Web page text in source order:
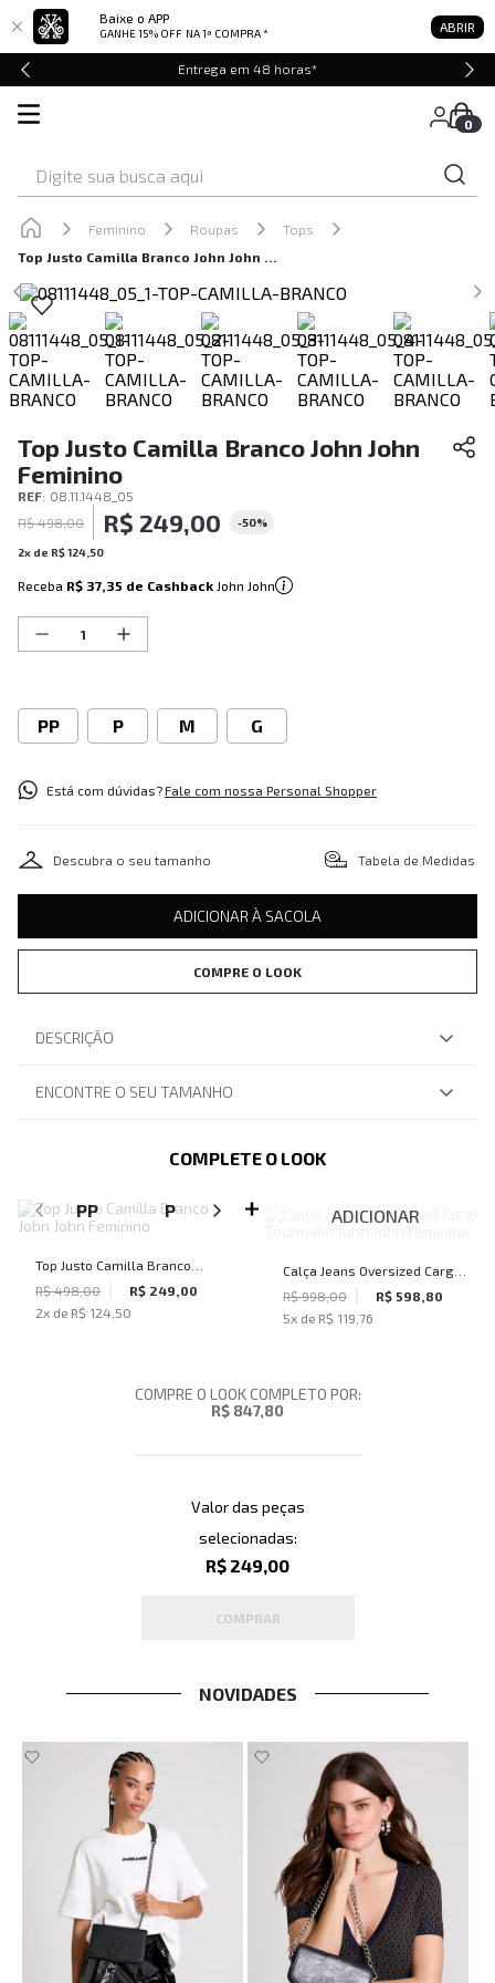
Baixe o APP
GANHE 15% OFF NA 1ª COMPRA * ABRIR
Entrega em 48 horas*
0
Feminino Roupas
Tops
Top Justo Camilla Branco John John Feminino
Top Justo Camilla Branco John John
Feminino
REF: 08.11.1448_05
R$ 498,00 R$ 249,00 -50%
2x de R$124 50
Receba R$ 37,35 de Cashback John John
PP P M G
Está com dúvidas?Fale com nossa Personal Shopper
Descubra o seu tamanho Tabela de Medidas
ADICIONAR À SACOLA
COMPRE O LOOK
DESCRIÇÃO
ENCONTRE O SEU TAMANHO
COMPLETE O LOOK
PP P M G
Top Justo Camilla Branco
John John Feminino
R$ 498,00
R$ 249,00
2x de R$ 124,50
ADICIONAR
Calça Jeans Oversized Cargo
Tourmalin John John Feminina
R$ 998,00
R$ 598,80
5x de R$ 119,76
COMPRE O LOOK COMPLETO POR:
R$ 847,80
Valor das peças
selecionadas:
R$ 249,00
COMPRAR
NOVIDADES